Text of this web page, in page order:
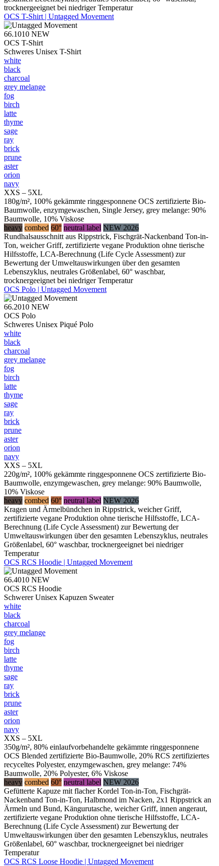
trocknergeeignet bei niedriger Temperatur
OCS T-Shirt | Untagged Movement
66.1010 NEW
OCS T-Shirt
Schweres Unisex T-Shirt
white
black
charcoal
grey melange
fog
birch
latte
thyme
sage
ray
brick
prune
aster
orion
navy
XXS – 5XL
180g/m², 100% gekämmte ringgesponnene OCS zertifizierte Bio-
Baumwolle, enzymgewaschen, Single Jersey, grey melange: 90%
Baumwolle, 10% Viskose
heavy combed 60° neutral label NEW 2026
Rundhalsausschnitt aus Rippstrick, Fischgrät-Nackenband Ton-in-
Ton, weicher Griff, zertifizierte vegane Produktion ohne tierische
Hilfsstoffe, LCA-Berechnung (Life Cycle Assessment) zur
Bewertung der Umweltauswirkungen über den gesamten
Lebenszyklus, neutrales Größenlabel, 60° waschbar,
trocknergeeignet bei niedriger Temperatur
OCS Polo | Untagged Movement
66.2010 NEW
OCS Polo
Schweres Unisex Piqué Polo
white
black
charcoal
grey melange
fog
birch
latte
thyme
sage
ray
brick
prune
aster
orion
navy
XXS – 5XL
220g/m², 100% gekämmte ringgesponnene OCS zertifizierte Bio-
Baumwolle, enzymgewaschen, grey melange: 90% Baumwolle,
10% Viskose
heavy combed 60° neutral label NEW 2026
Kragen und Ärmelbündchen in Rippstrick, weicher Griff,
zertifizierte vegane Produktion ohne tierische Hilfsstoffe, LCA-
Berechnung (Life Cycle Assessment) zur Bewertung der
Umweltauswirkungen über den gesamten Lebenszyklus, neutrales
Größenlabel, 60° waschbar, trocknergeeignet bei niedriger
Temperatur
OCS RCS Hoodie | Untagged Movement
66.4010 NEW
OCS RCS Hoodie
Schwerer Unisex Kapuzen Sweater
white
black
charcoal
grey melange
fog
birch
latte
thyme
sage
ray
brick
prune
aster
orion
navy
XXS – 5XL
350g/m², 80% einlaufvorbehandelte gekämmte ringgesponnene
OCS Blended zertifizierte Bio-Baumwolle, 20% RCS zertifiziertes
recyceltes Polyester, enzymgewaschen, grey melange: 74%
Baumwolle, 20% Polyester, 6% Viskose
heavy combed 60° neutral label NEW 2026
Gefütterte Kapuze mit flacher Kordel Ton-in-Ton, Fischgrät-
Nackenband Ton-in-Ton, Halbmond im Nacken, 2x1 Rippstrick an
Ärmeln und Bund, Kängurutasche, weicher Griff, innen angeraut,
zertifizierte vegane Produktion ohne tierische Hilfsstoffe, LCA-
Berechnung (Life Cycle Assessment) zur Bewertung der
Umweltauswirkungen über den gesamten Lebenszyklus, neutrales
Größenlabel, 60° waschbar, trocknergeeignet bei niedriger
Temperatur
OCS RCS Loose Hoodie | Untagged Movement